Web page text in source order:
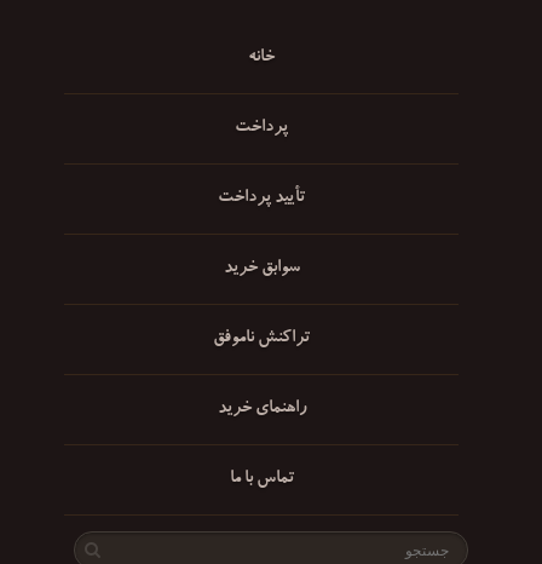
خانه
پرداخت
تأیید پرداخت
سوابق خرید
تراکنش ناموفق
راهنمای خرید
تماس با ما